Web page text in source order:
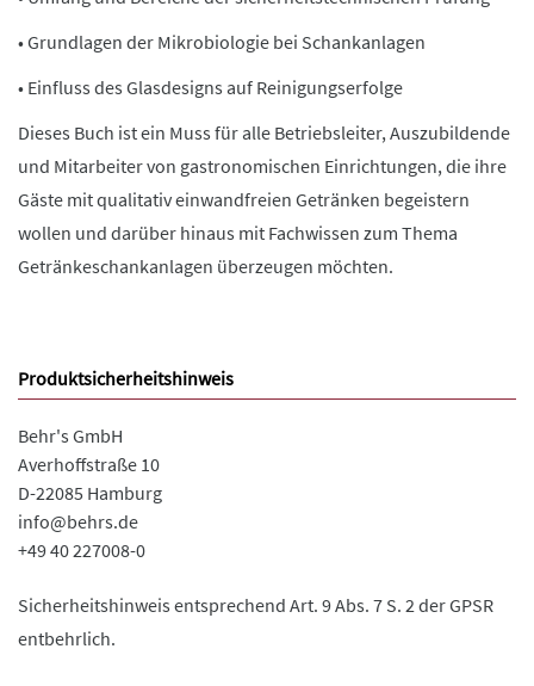
• Grundlagen der Mikrobiologie bei Schankanlagen
• Einfluss des Glasdesigns auf Reinigungserfolge
Dieses Buch ist ein Muss für alle Betriebsleiter, Auszubildende
und Mitarbeiter von gastronomischen Einrichtungen, die ihre
Gäste mit qualitativ einwandfreien Getränken begeistern
wollen und darüber hinaus mit Fachwissen zum Thema
Getränkeschankanlagen überzeugen möchten.
Produktsicherheitshinweis
Behr's GmbH
Averhoffstraße 10
D-22085 Hamburg
info@behrs.de
+49 40 227008-0
Sicherheitshinweis entsprechend Art. 9 Abs. 7 S. 2 der GPSR
entbehrlich.